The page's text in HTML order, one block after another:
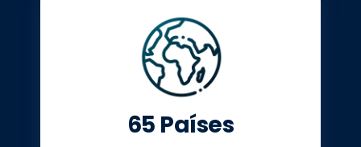
65 Países